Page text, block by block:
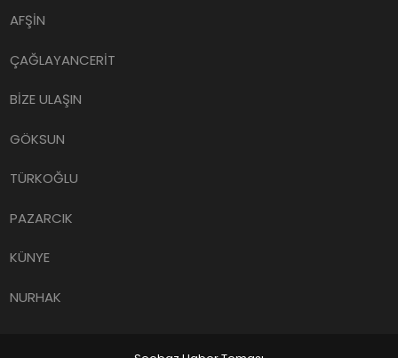
AFŞİN
ÇAĞLAYANCERİT
BİZE ULAŞIN
GÖKSUN
TÜRKOĞLU
PAZARCIK
KÜNYE
NURHAK